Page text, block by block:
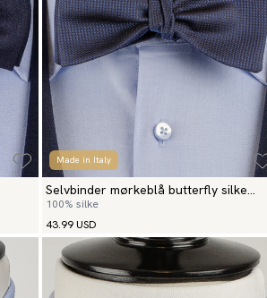
Made in Italy
Selvbinder mørkeblå butterfly silke
grenadine
100% silke
43.99 USD